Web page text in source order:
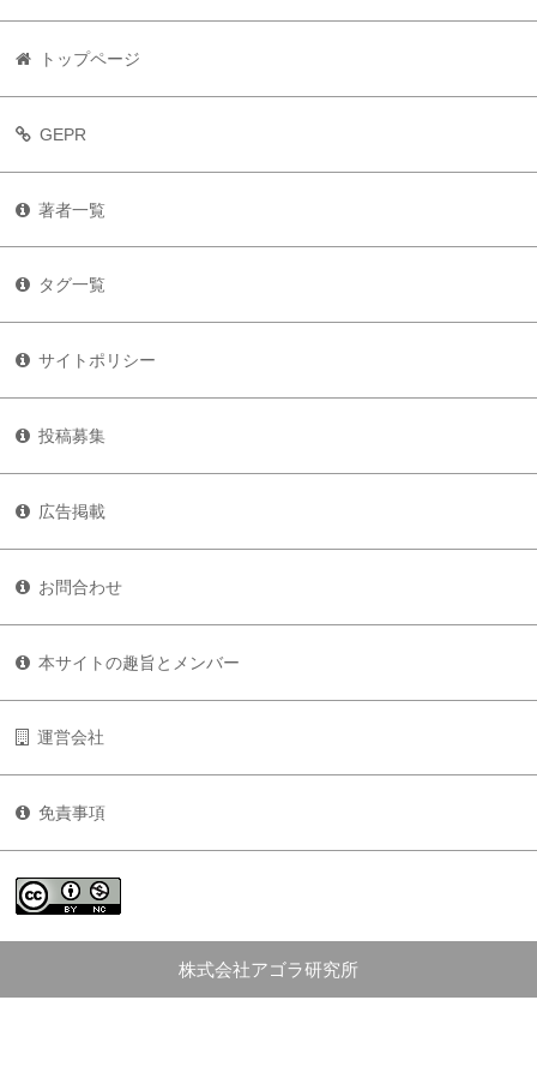
トップページ
GEPR
著者一覧
タグ一覧
サイトポリシー
投稿募集
広告掲載
お問合わせ
本サイトの趣旨とメンバー
運営会社
免責事項
株式会社アゴラ研究所